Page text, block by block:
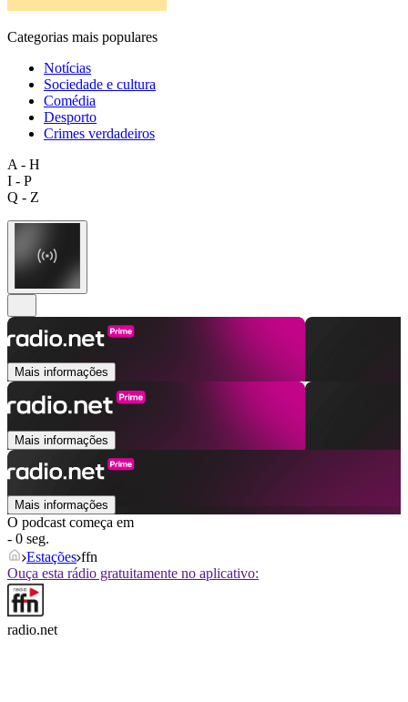
Categorias mais populares
Notícias
Sociedade e cultura
Comédia
Desporto
Crimes verdadeiros
A - H
I - P
Q - Z
Mais informações
Mais informações
Mais informações
O podcast começa em
- 0 seg.
Estações ffn
Ouça esta rádio gratuitamente no aplicativo:
radio.net